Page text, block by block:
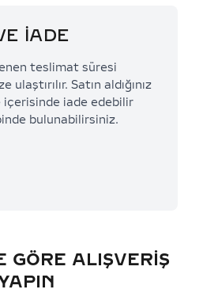
İADE
teslimat süresi
Satın aldığınız
iade edebilir
bulunabilirsiniz.
GÖRE ALIŞVERIŞ